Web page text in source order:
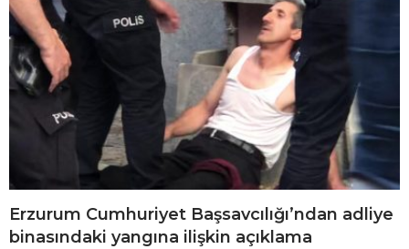
Erzurum Cumhuriyet Başsavcılığı’ndan adliye
binasındaki yangına ilişkin açıklama